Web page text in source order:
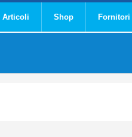
Articoli Shop